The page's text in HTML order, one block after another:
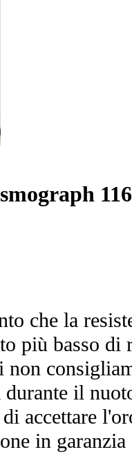
che la
più basso di
il
accettare
in